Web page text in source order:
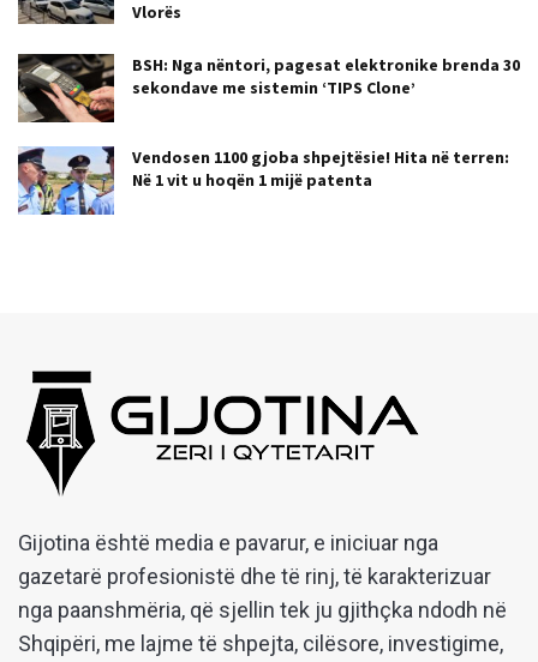
Vlorës
BSH: Nga nëntori, pagesat elektronike brenda 30
sekondave me sistemin ‘TIPS Clone’
Vendosen 1100 gjoba shpejtësie! Hita në terren:
Në 1 vit u hoqën 1 mijë patenta
Gijotina është media e pavarur, e iniciuar nga
gazetarë profesionistë dhe të rinj, të karakterizuar
nga paanshmëria, që sjellin tek ju gjithçka ndodh në
Shqipëri, me lajme të shpejta, cilësore, investigime,